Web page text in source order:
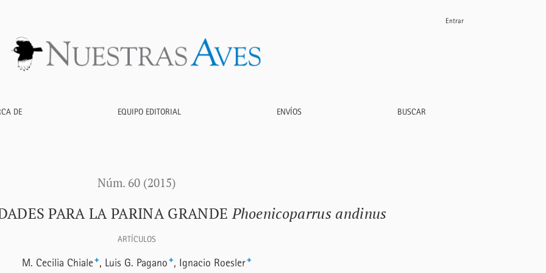
andinus</i>
DE EQUIPO EDITORIAL ENVÍOS BUSCAR
Entrar
Núm. 60 (2015)
PARA LA PARINA GRANDEPhoenicoparrus andinus
ARTÍCULOS
M. Cecilia Chiale+ Luis G. Pagano + Ignacio Roesler+